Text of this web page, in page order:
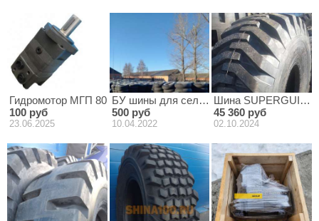
Гидромотор МГП 80
100 руб
23.06.2025
БУ шины для сельхоз, спец, грузовой
500 руб
10.04.2022
Шина
45 360 руб
02.10.2024